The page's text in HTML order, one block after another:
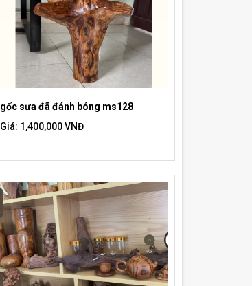
gốc sưa đã đánh bóng ms128
Giá: 1,400,000 VNĐ